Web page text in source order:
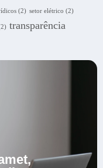
(2) setor elétrico (2)
transparência